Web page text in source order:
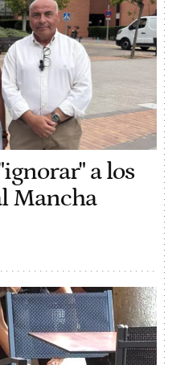
a los
Mancha